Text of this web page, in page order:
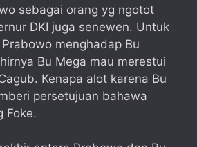
sebagai orang yg ngotot
DKI juga senewen. Untuk
menghadap Bu
Bu Mega mau merestui
Kenapa alot karena Bu
persetujuan bahawa
Foke.